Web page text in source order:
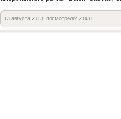
13 августа 2013, посмотрело: 21931